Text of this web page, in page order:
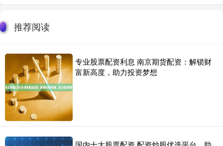
推荐阅读
专业股票配资利息 南京期货配资：解锁财
富新高度，助力投资梦想